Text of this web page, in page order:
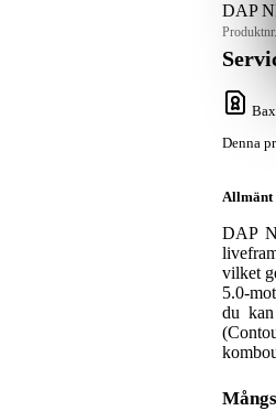
DAP
Denna
Allmänt
DAP
vilket
5.0-
du